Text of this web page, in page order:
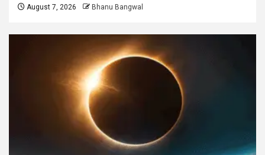
August 7, 2026 Bhanu Bangwal